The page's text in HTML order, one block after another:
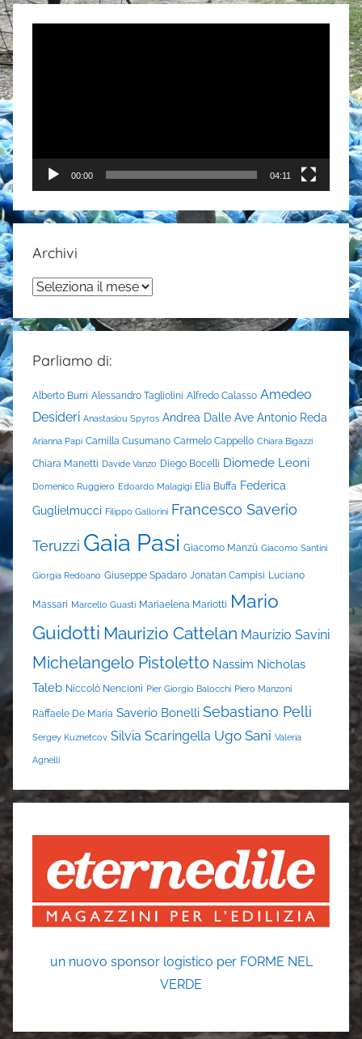
00:00 04:11
Archivi
Archivi
Parliamo di:
Alberto Burri Alessandro Tagliolini Alfredo Calasso Amedeo
Desideri Anastasiou Spyros Andrea Dalle Ave Antonio Reda
Arianna Papi Camilla Cusumano Carmelo Cappello Chiara Bigazzi
Chiara Manetti Davide Vanzo Diego Bocelli Diomede Leoni
Domenico Ruggiero Edoardo Malagigi Elia Buffa Federica
Guglielmucci Filippo Gallorini Francesco Saverio
Teruzzi Gaia Pasi Giacomo Manzù Giacomo Santini
Giorgia Redoano Giuseppe Spadaro Jonatan Campisi Luciano
Massari Marcello Guasti Mariaelena Mariotti Mario
Guidotti Maurizio Cattelan Maurizio Savini
Michelangelo Pistoletto Nassim Nicholas
Taleb Niccolò Nencioni Pier Giorgio Balocchi Piero Manzoni
Raffaele De Maria Saverio Bonelli Sebastiano Pelli
Sergey Kuznetcov Silvia Scaringella Ugo Sani Valeria
Agnelli
un nuovo sponsor logistico per FORME NEL
VERDE